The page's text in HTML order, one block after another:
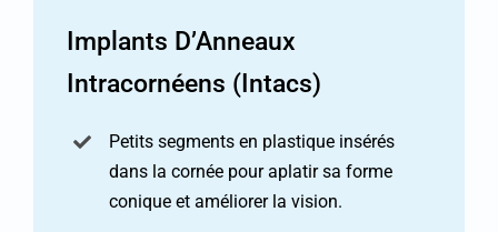
Implants D’Anneaux
Intracornéens (Intacs)
Petits segments en plastique insérés
dans la cornée pour aplatir sa forme
conique et améliorer la vision.